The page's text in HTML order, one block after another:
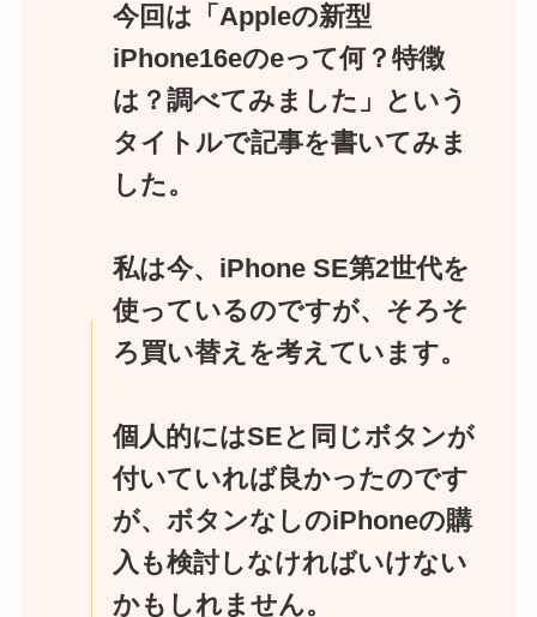
今回は「Appleの新型
iPhone16eのeって何？特徴
は？調べてみました」という
タイトルで記事を書いてみま
した。
私は今、iPhone SE第2世代を
使っているのですが、そろそ
ろ買い替えを考えています。
個人的にはSEと同じボタンが
付いていれば良かったのです
が、ボタンなしのiPhoneの購
入も検討しなければいけない
かもしれません。